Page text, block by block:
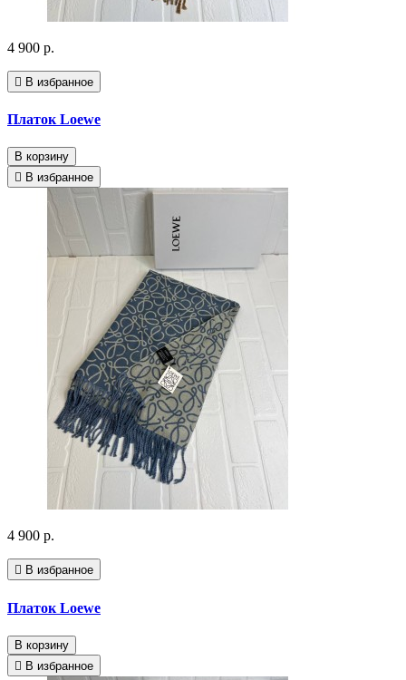
4 900 р.
В избранное
Платок Loewe
В корзину
В избранное
4 900 р.
В избранное
Платок Loewe
В корзину
В избранное